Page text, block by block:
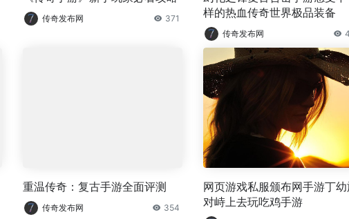
传奇发布网 371
样的热血传奇世界极品装备
传奇发布网
重温传奇：复古手游全面评测
传奇发布网 354
网页游戏私服颁布网手游丁
对峙上去玩吃鸡手游